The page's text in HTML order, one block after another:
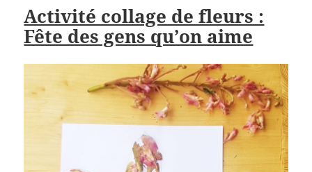
Activité collage de fleurs :
Fête des gens qu’on aime